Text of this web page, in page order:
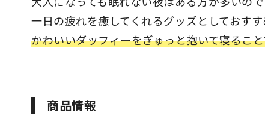
一日の疲れを癒してくれるグッズとしておす
かわいいダッフィーをぎゅっと抱いて寝るこ
商品情報